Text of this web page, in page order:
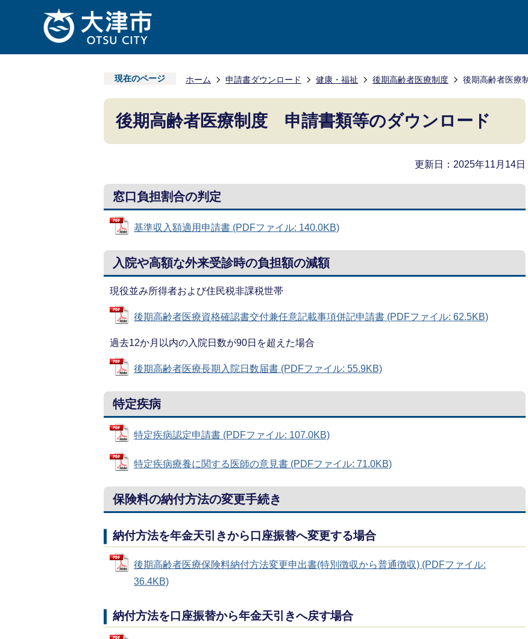
現在のページ ホーム 申請書ダウンロード 健康・福祉 後期高齢者医療制度 後期高齢者医療
後期高齢者医療制度 申請書類等のダウンロード
更新日：2025年11月14日
窓口負担割合の判定
基準収入額適用申請書 (PDFファイル: 140.0KB)
入院や高額な外来受診時の負担額の減額
現役並み所得者および住民税非課税世帯
後期高齢者医療資格確認書交付兼任意記載事項併記申請書 (PDFファイル: 62.5KB)
過去12か月以内の入院日数が90日を超えた場合
後期高齢者医療長期入院日数届書 (PDFファイル: 55.9KB)
特定疾病
特定疾病認定申請書 (PDFファイル: 107.0KB)
特定疾病療養に関する医師の意見書 (PDFファイル: 71.0KB)
保険料の納付方法の変更手続き
納付方法を年金天引きから口座振替へ変更する場合
後期高齢者医療保険料納付方法変更申出書(特別徴収から普通徴収) (PDFファイル:
36.4KB)
納付方法を口座振替から年金天引きへ戻す場合